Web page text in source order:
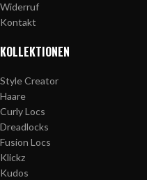
Widerruf
Kontakt
KOLLEKTIONEN
Style Creator
Haare
Curly Locs
Dreadlocks
Fusion Locs
Klickz
Kudos